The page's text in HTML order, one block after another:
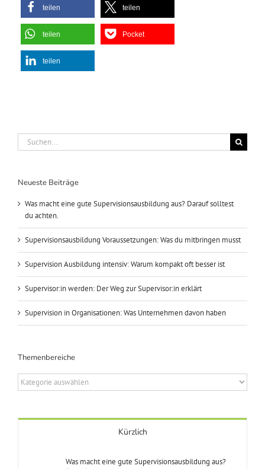
teilen teilen
teilen Pocket
teilen
Suche
nach:
Neueste Beiträge
Was macht eine gute Supervisionsausbildung aus? Darauf solltest
du achten.
Supervisionsausbildung Voraussetzungen: Was du mitbringen musst
Supervision Ausbildung intensiv: Warum kompakt oft besser ist
Supervisor:in werden: Der Weg zur Supervisor:in erklärt
Supervision in Organisationen: Was Unternehmen davon haben
Themenbereiche
Themenbereiche
Kürzlich
Was macht eine gute Supervisionsausbildung aus?